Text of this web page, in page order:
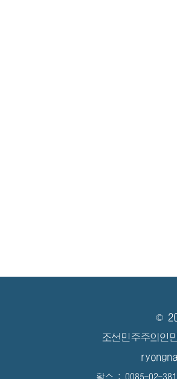
©
조선민주주의인
확스 : 0085-02-